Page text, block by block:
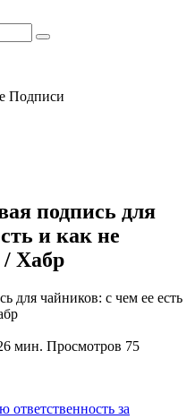
Подписи
подпись для
и как не
/ Хабр
мин. Просмотров 75
ответственность за